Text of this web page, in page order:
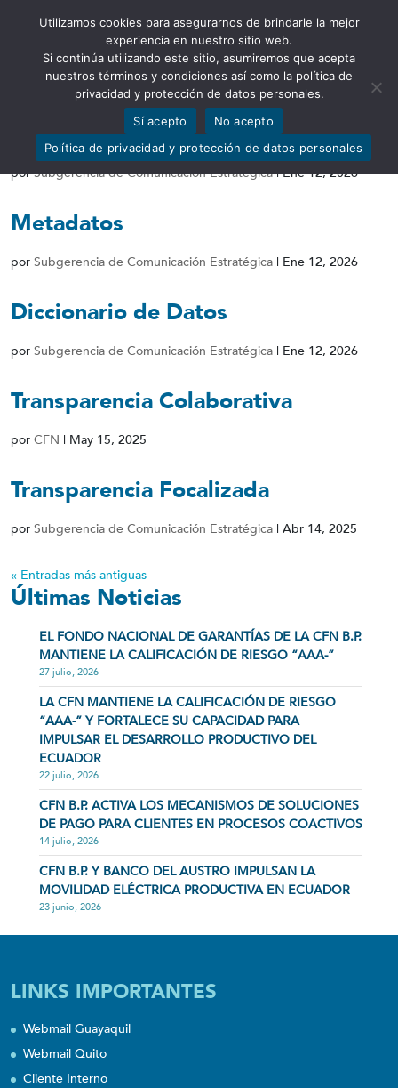
Abrir barra de herramientas
Conjunto de Datos
porSubgerencia de Comunicación Estratégica|Ene 12, 2026
Metadatos
por Subgerencia de Comunicación Estratégica | Ene 12, 2026
Diccionario de Datos
por Subgerencia de Comunicación Estratégica | Ene 12, 2026
Transparencia Colaborativa
por CFN | May 15, 2025
Transparencia Focalizada
por Subgerencia de Comunicación Estratégica | Abr 14, 2025
« Entradas más antiguas
Últimas Noticias
EL FONDO NACIONAL DE GARANTÍAS DE LA CFN B.P.
MANTIENE LA CALIFICACIÓN DE RIESGO “AAA-”
27 julio, 2026
LA CFN MANTIENE LA CALIFICACIÓN DE RIESGO
“AAA-” Y FORTALECE SU CAPACIDAD PARA
IMPULSAR EL DESARROLLO PRODUCTIVO DEL
ECUADOR
22 julio, 2026
CFN B.P. ACTIVA LOS MECANISMOS DE SOLUCIONES
DE PAGO PARA CLIENTES EN PROCESOS COACTIVOS
14 julio, 2026
CFN B.P. Y BANCO DEL AUSTRO IMPULSAN LA
MOVILIDAD ELÉCTRICA PRODUCTIVA EN ECUADOR
23 junio, 2026
LINKS IMPORTANTES
Webmail Guayaquil
Webmail Quito
Cliente Interno
Utilizamos cookies para asegurarnos de brindarle la mejor
experiencia en nuestro sitio web.
Si continúa utilizando este sitio, asumiremos que acepta
nuestros términos y condiciones así como la política de
privacidad y protección de datos personales.
Sí acepto
No acepto
Política de privacidad y protección de datos personales